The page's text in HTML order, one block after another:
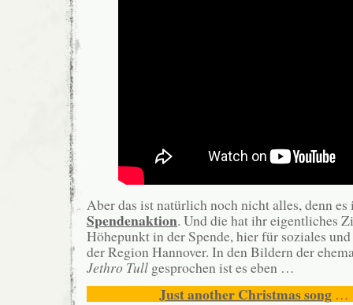
Aber das ist natürlich noch nicht alles, denn
Spendenaktion. Und die hat ihr eigentliches
Höhepunkt in der Spende, hier für soziales
der Region Hannover. In den Bildern der
Jethro Tull gesprochen ist es eben …
Just another Christmas song…